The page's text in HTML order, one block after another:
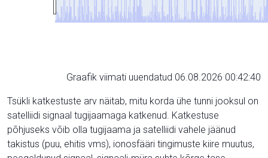
Graafik viimati uuendatud 06.08.2026 00:42:40
Tsükli katkestuste arv näitab, mitu korda ühe tunni jooksul on
satelliidi signaal tugijaamaga katkenud. Katkestuse
põhjuseks võib olla tugijaama ja satelliidi vahele jäänud
takistus (puu, ehitis vms), ionosfääri tingimuste kiire muutus,